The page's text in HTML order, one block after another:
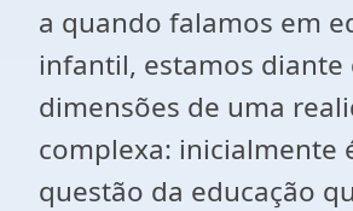
a quando falamos em
infantil, estamos diante
dimensões de uma
complexa: inicialmente
questão da educação